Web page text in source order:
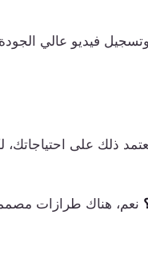
نعم، هناك طرازات